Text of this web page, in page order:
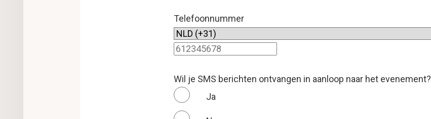
Telefoonnummer
Wil je SMS berichten ontvangen in aanloop naar het evenement?
Ja